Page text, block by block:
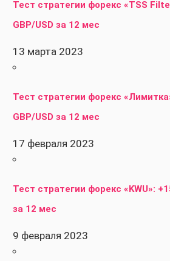
Тест стратегии форекс «TSS
GBP/USD за 12 мес
13 марта 2023
Тест стратегии форекс
GBP/USD за 12 мес
17 февраля 2023
Тест стратегии форекс «KWU»:
за 12 мес
9 февраля 2023